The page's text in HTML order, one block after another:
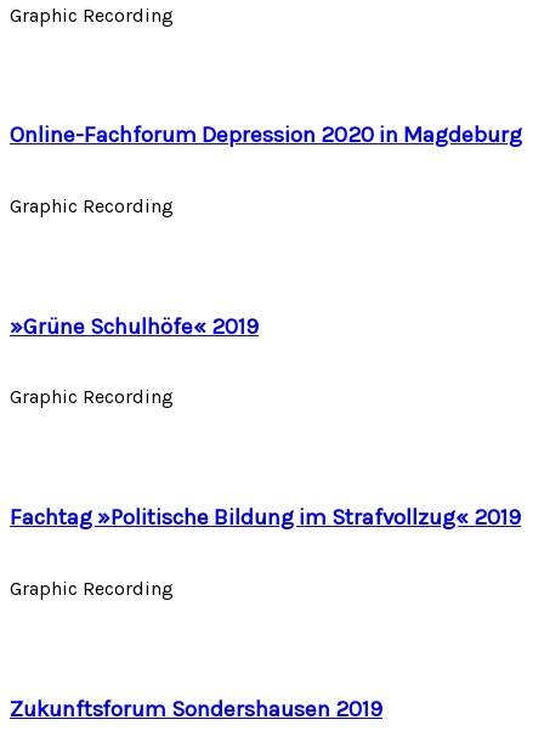
Graphic Recording
Online-Fachforum Depression 2020 in Magdeburg
Graphic Recording
»Grüne Schulhöfe« 2019
Graphic Recording
Fachtag »Politische Bildung im Strafvollzug« 2019
Graphic Recording
Zukunftsforum Sondershausen 2019